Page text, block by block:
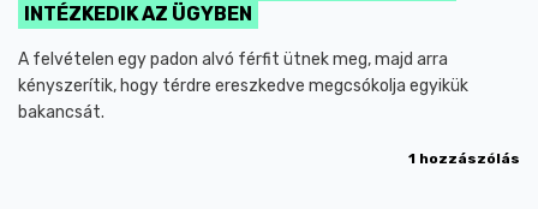
INTÉZKEDIK AZ ÜGYBEN
A felvételen egy padon alvó férfit ütnek meg, majd arra
kényszerítik, hogy térdre ereszkedve megcsókolja egyikük
bakancsát.
1 hozzászólás